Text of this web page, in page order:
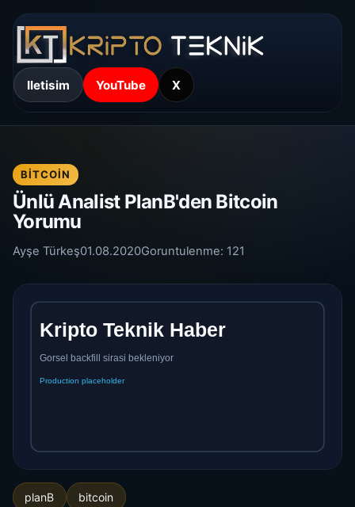
Iletisim YouTube X
BITCOIN
Ünlü Analist PlanB'den Bitcoin
Yorumu
Ayşe Türkeş01.08.2020Goruntulenme: 121
planB bitcoin